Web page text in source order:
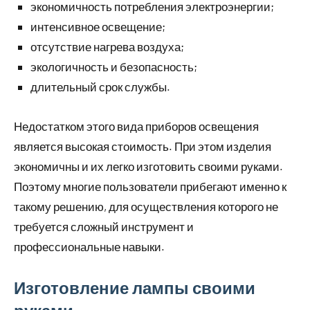
экономичность потребления электроэнергии;
интенсивное освещение;
отсутствие нагрева воздуха;
экологичность и безопасность;
длительный срок службы.
Недостатком этого вида приборов освещения
является высокая стоимость. При этом изделия
экономичны и их легко изготовить своими руками.
Поэтому многие пользователи прибегают именно к
такому решению, для осуществления которого не
требуется сложный инструмент и
профессиональные навыки.
Изготовление лампы своими